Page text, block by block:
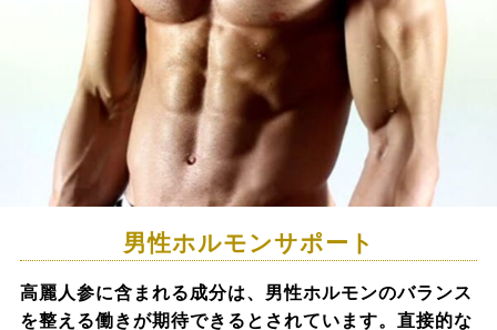
男性ホルモンサポート
高麗人参に含まれる成分は、男性ホルモンのバランス
を整える働きが期待できるとされています。直接的な